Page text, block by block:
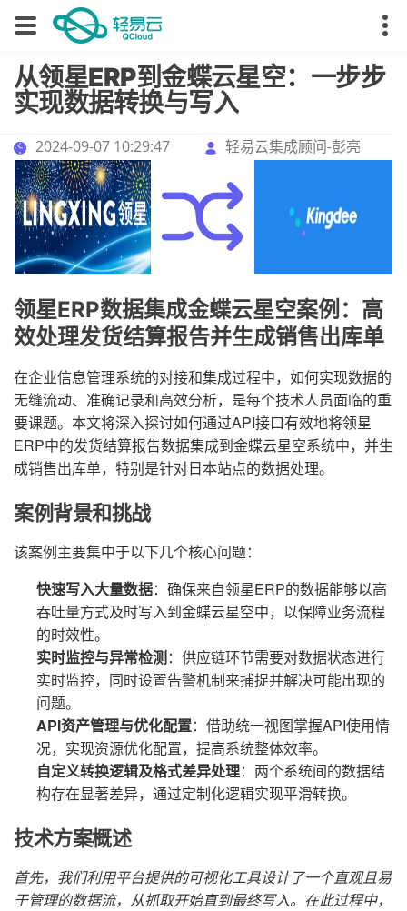
从领星ERP到金蝶云星空：一步步
实现数据转换与写入
2024-09-07 10:29:47 轻易云集成顾问-彭亮
领星ERP数据集成金蝶云星空案例：高
效处理发货结算报告并生成销售出库单
在企业信息管理系统的对接和集成过程中，如何实现数据的
无缝流动、准确记录和高效分析，是每个技术人员面临的重
要课题。本文将深入探讨如何通过API接口有效地将领星
ERP中的发货结算报告数据集成到金蝶云星空系统中，并生
成销售出库单，特别是针对日本站点的数据处理。
案例背景和挑战
该案例主要集中于以下几个核心问题：
快速写入大量数据：确保来自领星ERP的数据能够以高
吞吐量方式及时写入到金蝶云星空中，以保障业务流程
的时效性。
实时监控与异常检测：供应链环节需要对数据状态进行
实时监控，同时设置告警机制来捕捉并解决可能出现的
问题。
API资产管理与优化配置：借助统一视图掌握API使用情
况，实现资源优化配置，提高系统整体效率。
自定义转换逻辑及格式差异处理：两个系统间的数据结
构存在显著差异，通过定制化逻辑实现平滑转换。
技术方案概述
首先，我们利用平台提供的可视化工具设计了一个直观且易
于管理的数据流，从抓取开始直到最终写入。在此过程中，